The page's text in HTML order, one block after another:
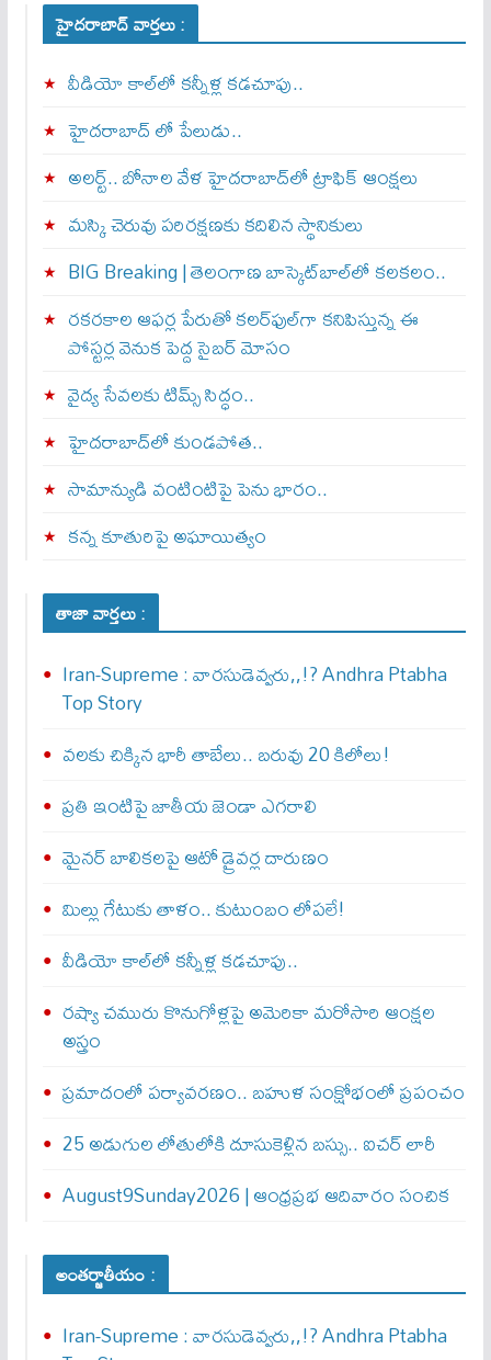
హైదరాబాద్ వార్తలు :
వీడియో కాల్‌లో కన్నీళ్ల కడచూపు..
హైదరాబాద్ లో పేలుడు..
అలర్ట్‌.. బోనాల వేళ హైదరాబాద్‌లో ట్రాఫిక్‌ ఆంక్షలు
మస్కి చెరువు పరిరక్షణకు కదిలిన స్థానికులు
BIG Breaking | తెలంగాణ బాస్కెట్‌బాల్‌లో కలకలం..
రకరకాల ఆఫర్ల పేరుతో కలర్‌ఫుల్‌గా కనిపిస్తున్న ఈ
పోస్టర్ల వెనుక పెద్ద సైబర్ మోసం
వైద్య సేవలకు టిమ్స్‌ సిద్ధం..
హైదరాబాద్‌లో కుండపోత..
సామాన్యుడి వంటింటిపై పెను భారం..
కన్న కూతురిపై అఘాయిత్యం
తాజా వార్తలు :
Iran-Supreme : వార‌సుడెవ్వ‌రు,,!? Andhra Ptabha
Top Story
వలకు చిక్కిన భారీ తాబేలు.. బరువు 20 కిలోలు!
ప్రతి ఇంటిపై జాతీయ జెండా ఎగరాలి
మైనర్‌ బాలికలపై ఆటో డ్రైవర్ల దారుణం
మిల్లు గేటుకు తాళం.. కుటుంబం లోపలే!
వీడియో కాల్‌లో కన్నీళ్ల కడచూపు..
రష్యా చమురు కొనుగోళ్లపై అమెరికా మరోసారి ఆంక్షల
అస్త్రం
ప్రమాదంలో పర్యావరణం.. బహుళ సంక్షోభంలో ప్రపంచం
25 అడుగుల లోతులోకి దూసుకెళ్లిన బస్సు.. ఐచర్‌ లారీ
August9Sunday2026 | ఆంధ్రప్రభ ఆదివారం సంచిక
అంతర్జాతీయం :
Iran-Supreme : వార‌సుడెవ్వ‌రు,,!? Andhra Ptabha